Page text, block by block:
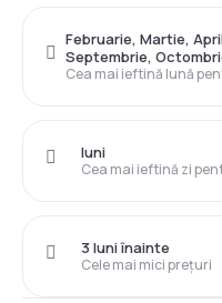
Cea mai ieftină lună
Februarie, Martie,
Septembrie,
Cea mai ieftină zi
luni
Cele mai mici prețuri
3 luni înainte